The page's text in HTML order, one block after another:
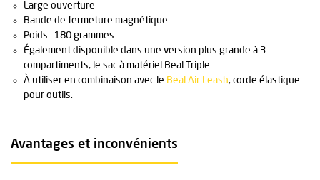
Large ouverture
Bande de fermeture magnétique
Poids : 180 grammes
Également disponible dans une version plus grande à 3
compartiments, le sac à matériel Beal Triple
À utiliser en combinaison avec le Beal Air Leash; corde élastique
pour outils.
Avantages et inconvénients